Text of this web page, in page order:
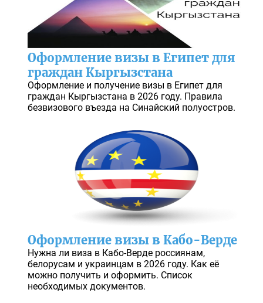
Оформление визы в Египет для
граждан Кыргызстана
Оформление и получение визы в Египет для
граждан Кыргызстана в 2026 году. Правила
безвизового въезда на Синайский полуостров.
Оформление визы в Кабо-Верде
Нужна ли виза в Кабо-Верде россиянам,
белорусам и украинцам в 2026 году. Как её
можно получить и оформить. Список
необходимых документов.